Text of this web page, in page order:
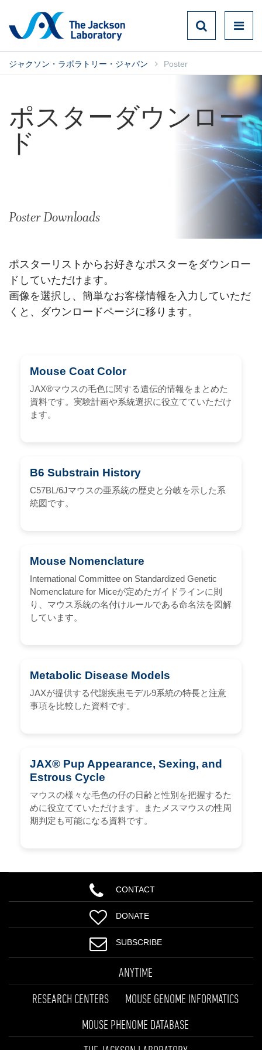
ジャクソン・ラボラトリー・ジャパン Poster
ポスターダウンロー
ド
Poster Downloads
ポスターリストからお好きなポスターをダウンロー
ドしていただけます。
画像を選択し、簡単なお客様情報を入力していただ
くと、ダウンロードページに移ります。
Mouse Coat Color
JAX®マウスの毛色に関する遺伝的情報をまとめた
資料です。実験計画や系統選択に役立てていただけ
ます。
B6 Substrain History
C57BL/6Jマウスの亜系統の歴史と分岐を示した系
統図です。
Mouse Nomenclature
International Committee on Standardized Genetic
Nomenclature for Miceが定めたガイドラインに則
り、マウス系統の名付けルールである命名法を図解
しています。
Metabolic Disease Models
JAXが提供する代謝疾患モデル9系統の特長と注意
事項を比較した資料です。
JAX® Pup Appearance, Sexing, and
Estrous Cycle
マウスの様々な毛色の仔の日齢と性別を把握するた
めに役立てていただけます。またメスマウスの性周
期判定も可能になる資料です。
CONTACT
DONATE
SUBSCRIBE
ANYTIME
RESEARCH CENTERS
MOUSE GENOME INFORMATICS
MOUSE PHENOME DATABASE